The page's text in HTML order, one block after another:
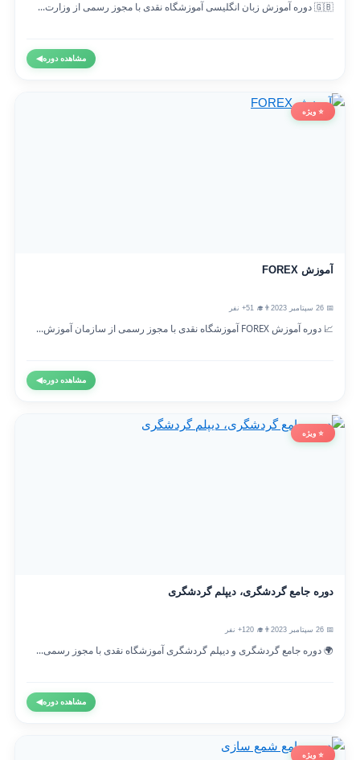
🇬🇧 دوره آموزش زبان انگلیسی آموزشگاه نقدی با مجوز رسمی از وزارت...
مشاهده دوره◀
⭐ ویژه
آموزش FOREX
👨‍🎓 51+ نفر
📈 دوره آموزش FOREX آموزشگاه نقدی با مجوز رسمی از سازمان آموزش...
مشاهده دوره◀
⭐ ویژه
دوره جامع گردشگری، دیپلم گردشگری
👨‍🎓 120+ نفر
🌍 دوره جامع گردشگری و دیپلم گردشگری آموزشگاه نقدی با مجوز رسمی...
مشاهده دوره◀
⭐ ویژه